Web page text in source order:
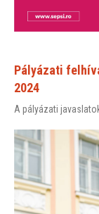
Pályázati
2024
A pályázati